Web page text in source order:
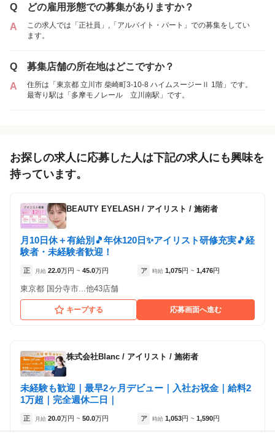
MAQUIA 立川店
1件の店舗
MAQUIA 立川店
「アルバイト・パート」を募集している店舗
MAQUIA 立川店
各店舗の特色（詳しい給与、一緒に働くスタッフ、サービスメニュー、客層
など）が見られます
件の店舗
（東京都立川市:立川南駅 徒歩 2分 ）
パート
Q
どの雇用形態での募集がありますか？
A
この求人では「正社員」,「アルバイト・パート」での募集をしてい
ます。
Q
募集店舗の所在地はどこですか？
A
住所は「東京都 立川市 柴崎町3-10-8 ハイムスージーⅡ 1階」です。
最寄り駅は「多摩モノレール 立川南駅」です。
お探しの求人に応募した人は下記の求人にも興味を
持っています。
BEAUTY EYELASH / アイリスト / 施術者
月10日休＋有給別🎵年休120日✨アイリスト研修充実🎵経
験者・未経験者歓迎！
正 月給 22.0万円 ~ 45.0万円 ア 時給 1,075円 ~ 1,476円
東京都 国分寺市...他43店舗
キープする 応募画面へ進む
株式会社Blanc / アイリスト / 施術者
未経験も歓迎｜最早2ヶ月デビュー｜入社お祝金｜給料2
1万超｜完全週休二日｜
正 月給 20.0万円 ~ 50.0万円 ア 時給 1,053円 ~ 1,590円